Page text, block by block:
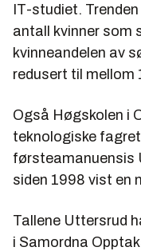
IT-studiet.
antall kvinner som
kvinneandelen av
redusert til mellom
Også Høgskolen i
teknologiske
førsteamanuensis
siden 1998 vist en
Tallene Uttersrud
i Samordna